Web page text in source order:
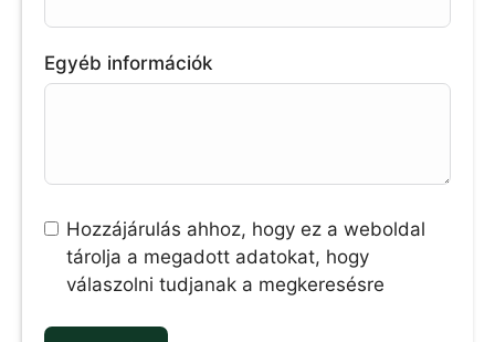
Egyéb információk
Hozzájárulás ahhoz, hogy ez a weboldal
tárolja a megadott adatokat, hogy
válaszolni tudjanak a megkeresésre